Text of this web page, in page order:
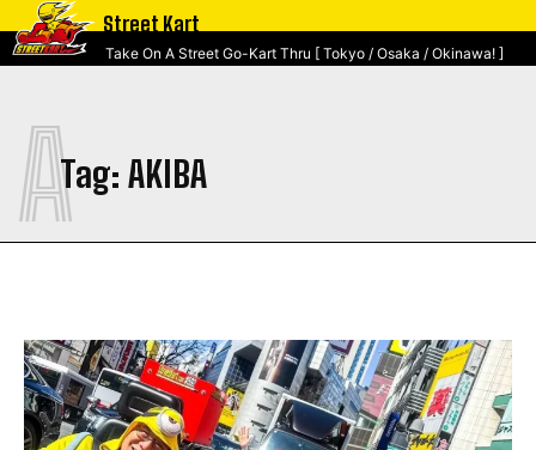
Street Kart
Take On A Street Go-Kart Thru [ Tokyo / Osaka / Okinawa! ]
Tag: AKIBA
A